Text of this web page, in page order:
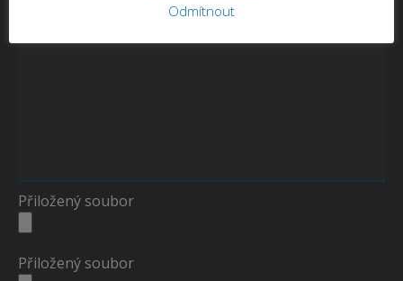
Přiložený soubor
Přiložený soubor
Odmítnout